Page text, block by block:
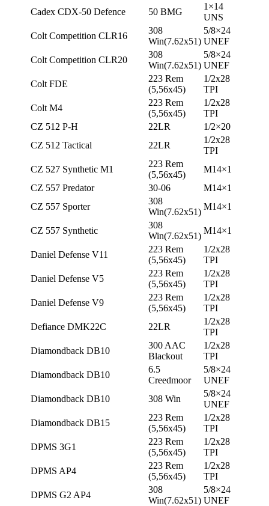
Cadex CDX-50 Defence
50 BMG
1×14
UNS
Colt Competition CLR16
308
Win(7.62х51)
5/8×24
UNEF
Colt Competition CLR20
308
Win(7.62х51)
5/8×24
UNEF
Colt FDE
223 Rem
(5,56х45)
1/2х28
TPI
Colt M4
223 Rem
(5,56х45)
1/2х28
TPI
CZ 512 P-H
22LR
1/2×20
CZ 512 Tactical
22LR
1/2х28
TPI
CZ 527 Synthetic M1
223 Rem
(5,56х45)
М14×1
CZ 557 Predator
30-06
М14×1
CZ 557 Sporter
308
Win(7.62х51)
М14×1
CZ 557 Synthetic
308
Win(7.62х51)
М14×1
Daniel Defense V11
223 Rem
(5,56х45)
1/2х28
TPI
Daniel Defense V5
223 Rem
(5,56х45)
1/2х28
TPI
Daniel Defense V9
223 Rem
(5,56х45)
1/2х28
TPI
Defiance DMK22C
22LR
1/2х28
TPI
Diamondback DB10
300 AAC
Blackout
1/2х28
TPI
Diamondback DB10
6.5
Creedmoor
5/8×24
UNEF
Diamondback DB10
308 Win
5/8×24
UNEF
Diamondback DB15
223 Rem
(5,56х45)
1/2х28
TPI
DPMS 3G1
223 Rem
(5,56х45)
1/2х28
TPI
DPMS AP4
223 Rem
(5,56х45)
1/2х28
TPI
DPMS G2 AP4
308
Win(7.62х51)
5/8×24
UNEF